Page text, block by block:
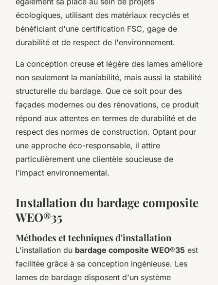
écologiques, utilisant des matériaux recyclés et
bénéficiant d'une certification FSC, gage de
durabilité et de respect de l'environnement.
La conception creuse et légère des lames améliore
non seulement la maniabilité, mais aussi la stabilité
structurelle du bardage. Que ce soit pour des
façades modernes ou des rénovations, ce produit
répond aux attentes en termes de durabilité et de
respect des normes de construction. Optant pour
une approche éco-responsable, il attire
particulièrement une clientèle soucieuse de
l’impact environnemental.
Installation du bardage composite
WEO®35
Méthodes et techniques d'installation
L'installation du bardage composite WEO®35 est
facilitée grâce à sa conception ingénieuse. Les
lames de bardage disposent d'un système